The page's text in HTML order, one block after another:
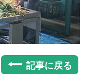
記事に戻る